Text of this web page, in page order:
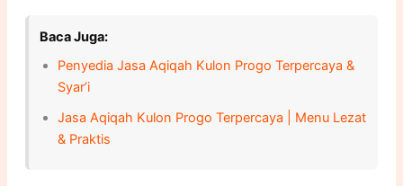
Baca Juga:
Penyedia Jasa Aqiqah Kulon Progo Terpercaya &
Syar’i
Jasa Aqiqah Kulon Progo Terpercaya | Menu Lezat
& Praktis